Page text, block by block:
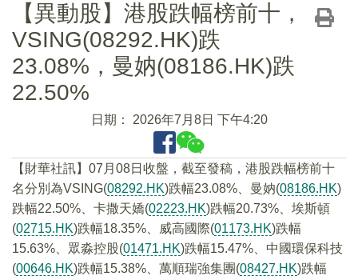
【異動股】港股跌幅榜前十，
VSING(08292.HK)跌
23.08%，曼妠(08186.HK)跌
22.50%
日期： 2026年7月8日 下午4:20
【財華社訊】07月08日收盤，截至發稿，港股跌幅榜前十
名分別為VSING(08292.HK)跌幅23.08%、曼妠(08186.HK)
跌幅22.50%、卡撒天嬌(02223.HK)跌幅20.73%、埃斯頓
(02715.HK)跌幅18.35%、威高國際(01173.HK)跌幅
15.63%、眾淼控股(01471.HK)跌幅15.47%、中國環保科技
(00646.HK)跌幅15.38%、萬順瑞強集團(08427.HK)跌幅